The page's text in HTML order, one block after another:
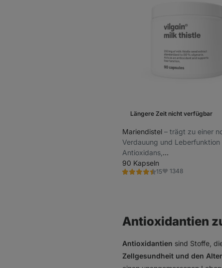
Längere Zeit nicht verfügbar
Mariendistel ⁠–⁠ trägt zu einer
Verdauung und Leberfunktion
Antioxidans,
Nahrungsergänzungsmittel
90 Kapseln
15
Bewertung
Favoriten
1348
Antioxidantien
Antioxidantien sind Stoffe,
Zellgesundheit und den